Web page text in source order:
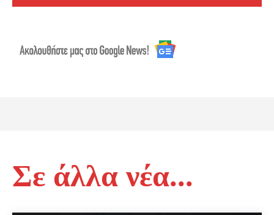
Σε άλλα νέα...